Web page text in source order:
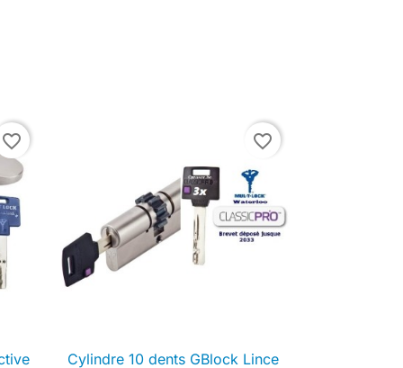
favorite_border favorite_border
Cylindre 10 dents GBlock Lince